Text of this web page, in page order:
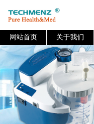
网站首页 关于我们